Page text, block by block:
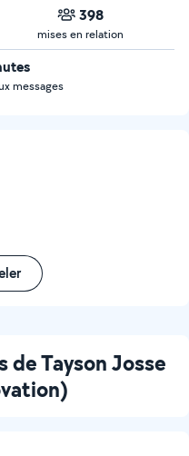
398
mises en relation
messages
Tayson Josse